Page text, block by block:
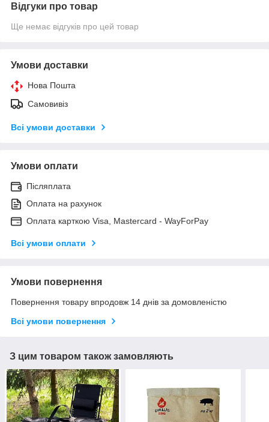
Відгуки про товар
Ще немає відгуків про цей товар
Умови доставки
Нова Пошта
Самовивіз
Всі умови доставки
Умови оплати
Післяплата
Оплата на рахунок
Оплата карткою Visa, Mastercard - WayForPay
Всі умови оплати
Умови повернення
Повернення товару впродовж 14 днів за домовленістю
Всі умови повернення
З цим товаром також замовляють